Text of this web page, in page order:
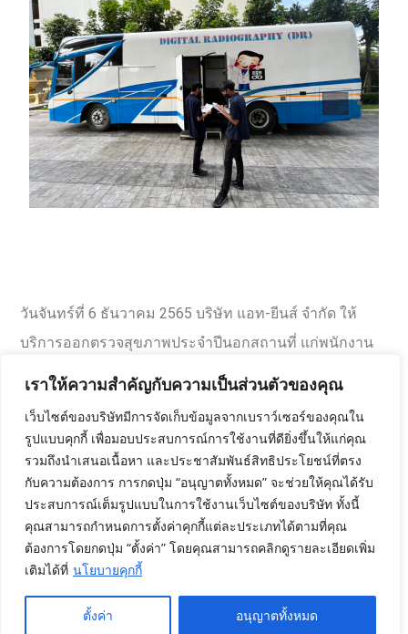
เราให้ความสำคัญกับความเป็นส่วนตัวของคุณ
เว็บไซต์ของบริษัทมีการจัดเก็บข้อมูลจากเบราว์เซอร์ของคุณใน
รูปแบบคุกกี้ เพื่อมอบประสบการณ์การใช้งานที่ดียิ่งขึ้นให้แก่คุณ
รวมถึงนำเสนอเนื้อหา และประชาสัมพันธ์สิทธิประโยชน์ที่ตรง
กับความต้องการ การกดปุ่ม “อนุญาตทั้งหมด” จะช่วยให้คุณได้รับ
ประสบการณ์เต็มรูปแบบในการใช้งานเว็บไซต์ของบริษัท ทั้งนี้
คุณสามารถกำหนดการตั้งค่าคุกกี้แต่ละประเภทได้ตามที่คุณ
ต้องการโดยกดปุ่ม “ตั้งค่า” โดยคุณสามารถคลิกดูรายละเอียดเพิ่ม
เติมได้ที่ นโยบายคุกกี้
ตั้งค่า อนุญาตทั้งหมด
วันจันทร์ที่ 6 ธันวาคม 2565 บริษัท แอท-ยีนส์ จำกัด ให้
บริการออกตรวจสุขภาพประจำปีนอกสถานที่ แก่พนักงาน
บริษัทในเครือ เศรษฐีวรรณพัฒนาการ ที่ศรีราชา จังหวัด
วางใจในการตรวจครั้งนี้ค่ะ สนใจบริการตรวจนอกสถานที่
แบบหมู่คณะ สามารถสอบถามรายละเอียดเพิ่มเติมได้ที่
ATGenes Line Official : @atgenesbooking (ใส่ @ ด้วยนะ
Tel : 081-116-6303 , 099-126-9027 ,080-556-2238
Email : admin@precision-ivf.com